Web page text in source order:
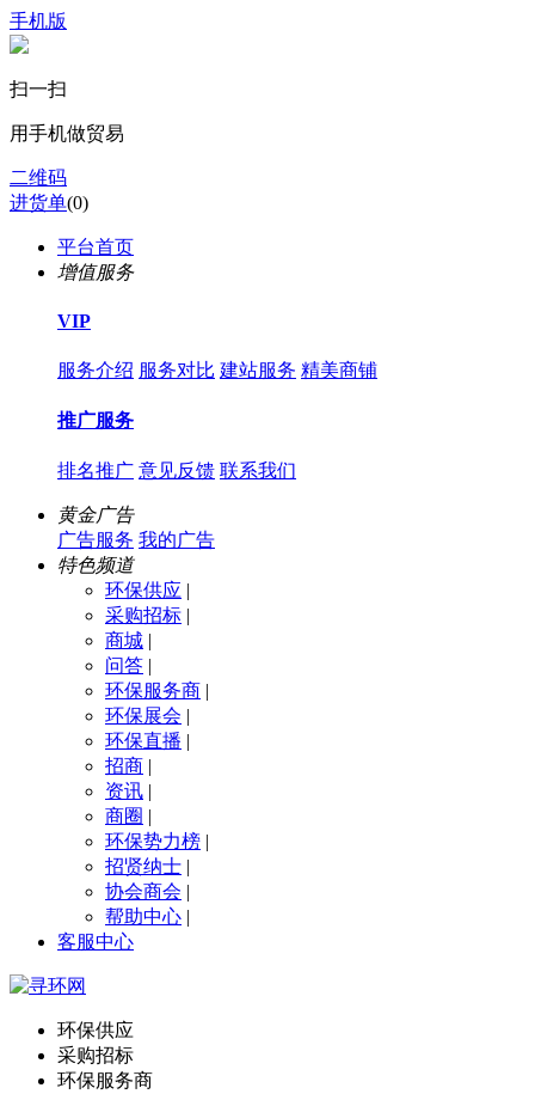
手机版
扫一扫
用手机做贸易
二维码
进货单(0)
平台首页
增值服务
VIP
服务介绍 服务对比 建站服务 精美商铺
推广服务
排名推广 意见反馈 联系我们
黄金广告
广告服务 我的广告
特色频道
环保供应 |
采购招标 |
商城 |
问答 |
环保服务商 |
环保展会 |
环保直播 |
招商 |
资讯 |
商圈 |
环保势力榜 |
招贤纳士 |
协会商会 |
帮助中心 |
客服中心
环保供应
采购招标
环保服务商